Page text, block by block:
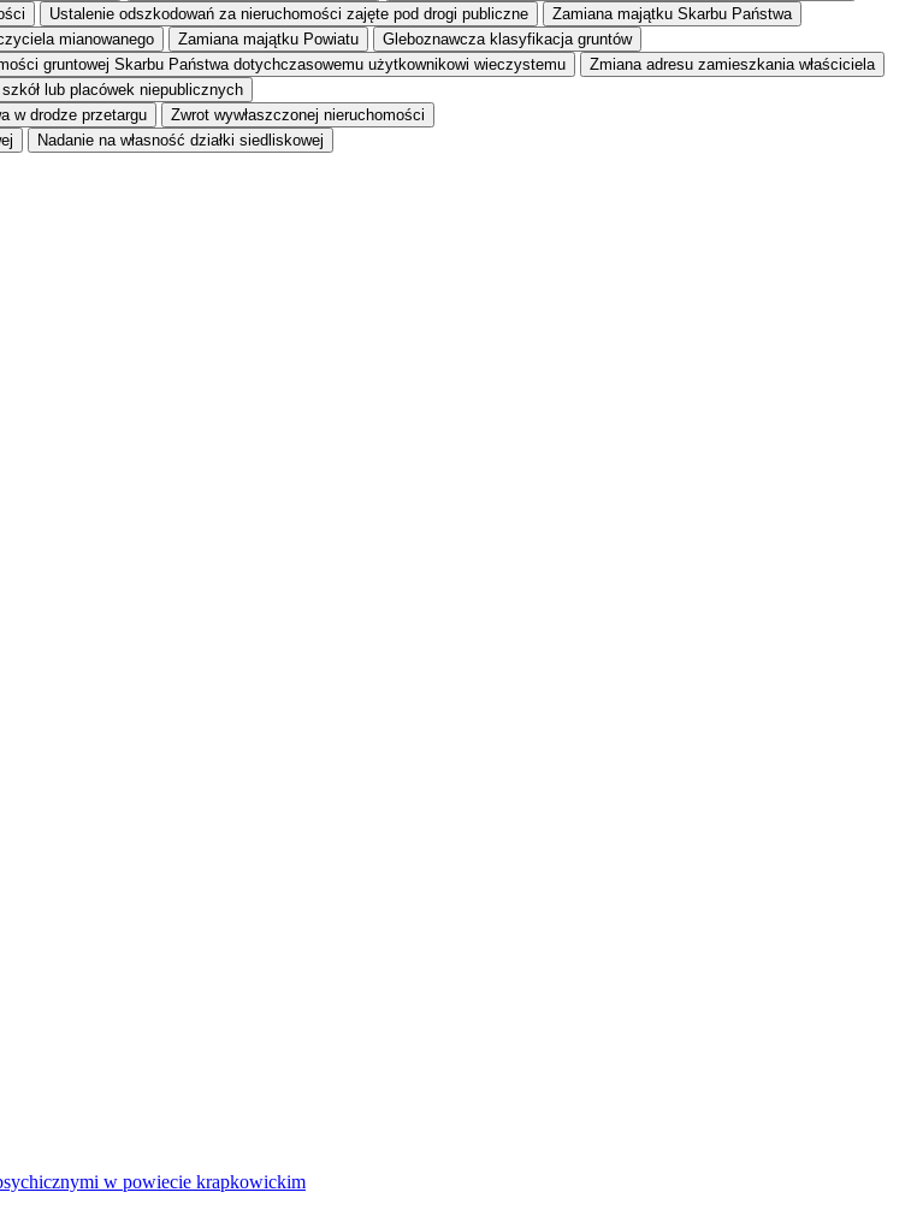
Ustalenie odszkodowań za nieruchomości zajęte pod drogi publiczne
Zamiana majątku Skarbu Państwa
mianowanego Zamiana majątku Powiatu
Gleboznawcza klasyfikacja gruntów
gruntowej Skarbu Państwa dotychczasowemu użytkownikowi wieczystemu
Zmiana adresu zamieszkania właściciela
lub placówek niepublicznych
w drodze przetargu
Zwrot wywłaszczonej nieruchomości
Nadanie na własność działki siedliskowej
w powiecie krapkowickim